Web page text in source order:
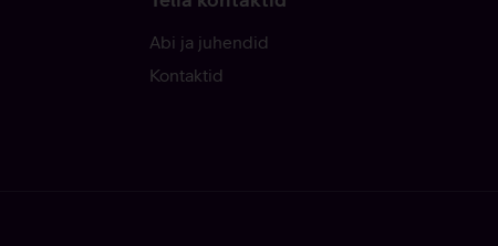
Abi ja juhendid
Kontaktid